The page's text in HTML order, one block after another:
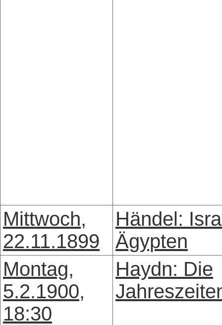
Mittwoch,
22.11.1899
Händel:
Ägypten
Montag,
5.2.1900,
18:30
Haydn: Die